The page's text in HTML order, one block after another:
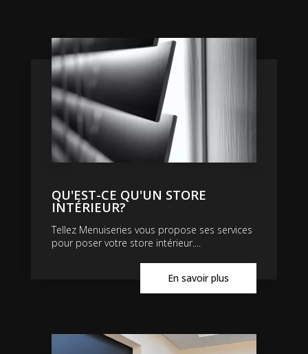
QU'EST-CE QU'UN STORE
INTÉRIEUR?
Tellez Menuiseries vous propose ses services
pour poser votre store intérieur....
En savoir plus